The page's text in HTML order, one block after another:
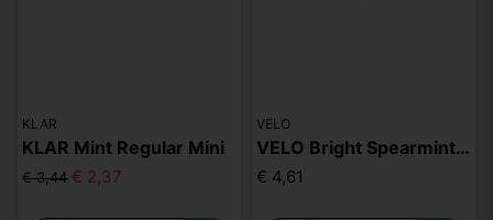
KLAR
KLAR Mint Regular Mini
€ 3,44 € 2,37
VELO
VELO Bright Spearmint Mini
€ 4,61